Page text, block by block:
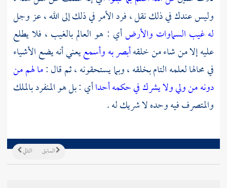
وليس عندك في ذلك نقل ، فرد الأمر في ذلك إلى الله ، عز وجل
له غيب السماوات والأرضأي : هو العالم بالغيب ، فلا يطلع
عليه إلا من شاء من خلقهأبصر به وأسمعيعني أنه يضع الأشياء
في محالها لعلمه التام بخلقه ، وبما يستحقونه ، ثم قال :ما لهم من
دونه من ولي ولا يشرك في حكمه أحداأي : بل هو المنفرد بالملك
والمتصرف فيه وحده لا شريك له .
التالي السابق